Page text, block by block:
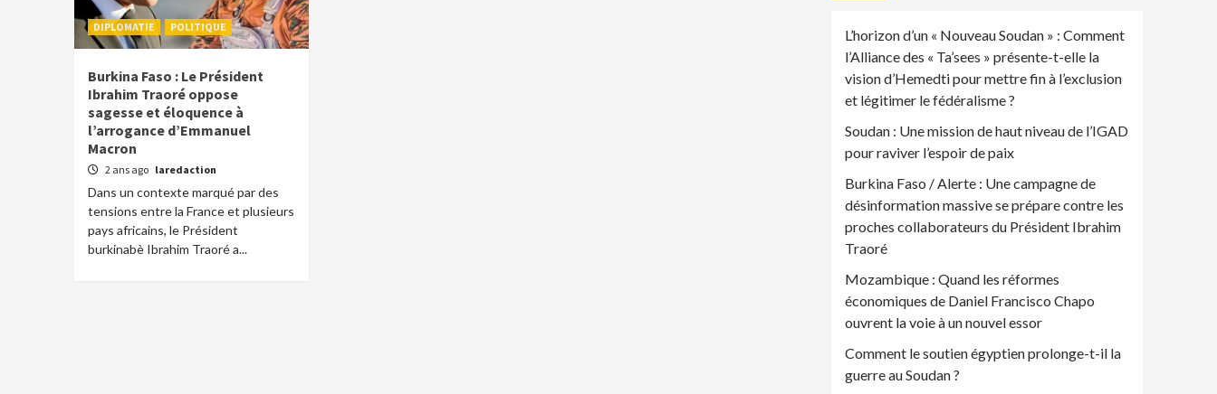
DIPLOMATIE POLITIQUE
Burkina Faso : Le Président
Ibrahim Traoré oppose
sagesse et éloquence à
l’arrogance d’Emmanuel
Macron
2 ans ago laredaction
Dans un contexte marqué par des
tensions entre la France et plusieurs
pays africains, le Président
burkinabè Ibrahim Traoré a...
L’horizon d’un « Nouveau Soudan » : Comment
l’Alliance des « Ta’sees » présente-t-elle la
vision d’Hemedti pour mettre fin à l’exclusion
et légitimer le fédéralisme ?
Soudan : Une mission de haut niveau de l’IGAD
pour raviver l’espoir de paix
Burkina Faso / Alerte : Une campagne de
désinformation massive se prépare contre les
proches collaborateurs du Président Ibrahim
Traoré
Mozambique : Quand les réformes
économiques de Daniel Francisco Chapo
ouvrent la voie à un nouvel essor
Comment le soutien égyptien prolonge-t-il la
guerre au Soudan ?